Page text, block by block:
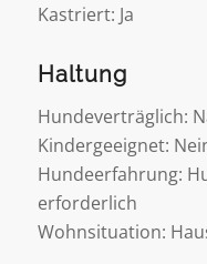
Kastriert: Ja
Haltung
Hundeverträglich:
Kindergeeignet:
Hundeerfahrung:
erforderlich
Wohnsituation: